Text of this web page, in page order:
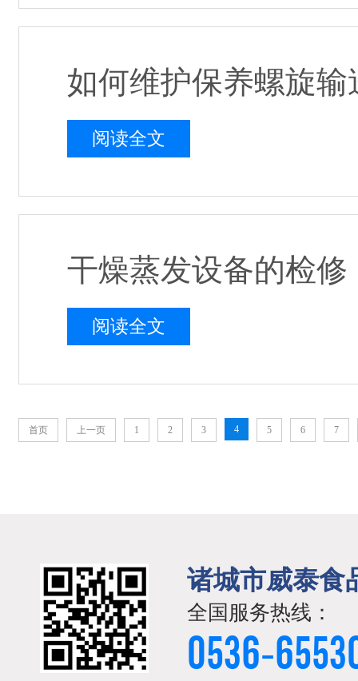
如何维护保养螺旋输
阅读全文
干燥蒸发设备的检修
阅读全文
首页 上一页 1 2 3 4 5 6 7
诸城市威泰食
全国服务热线：
0536-